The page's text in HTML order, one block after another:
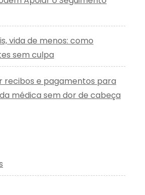
vida de menos: como
sem culpa
recibos e pagamentos para
médica sem dor de cabeça